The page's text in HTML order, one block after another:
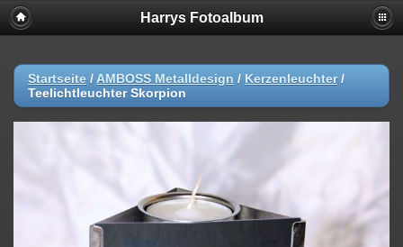
Harrys Fotoalbum
Startseite / AMBOSS Metalldesign / Kerzenleuchter/
Teelichtleuchter Skorpion